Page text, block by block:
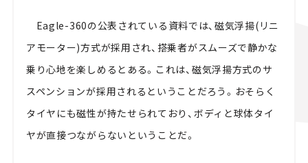
Eagle-360の公表されている資料では、磁気浮揚(リニ
アモーター)方式が採用され、搭乗者がスムーズで静かな
乗り心地を楽しめるとある。これは、磁気浮揚方式のサ
スペンションが採用されるということだろう。おそらく
タイヤにも磁性が持たせられており、ボディと球体タイ
ヤが直接つながらないということだ。